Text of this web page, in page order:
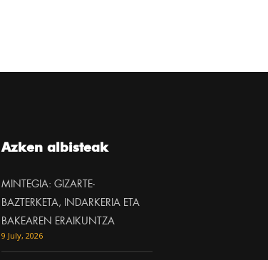
Azken albisteak
MINTEGIA: GIZARTE-
BAZTERKETA, INDARKERIA ETA
BAKEAREN ERAIKUNTZA
9 July, 2026